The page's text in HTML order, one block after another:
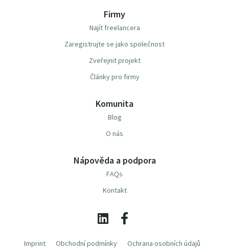
Firmy
Najít freelancera
Zaregistrujte se jako společnost
Zveřejnit projekt
Články pro firmy
Komunita
Blog
O nás
Nápověda a podpora
FAQs
Kontakt
Imprint Obchodní podmínky Ochrana osobních údajů